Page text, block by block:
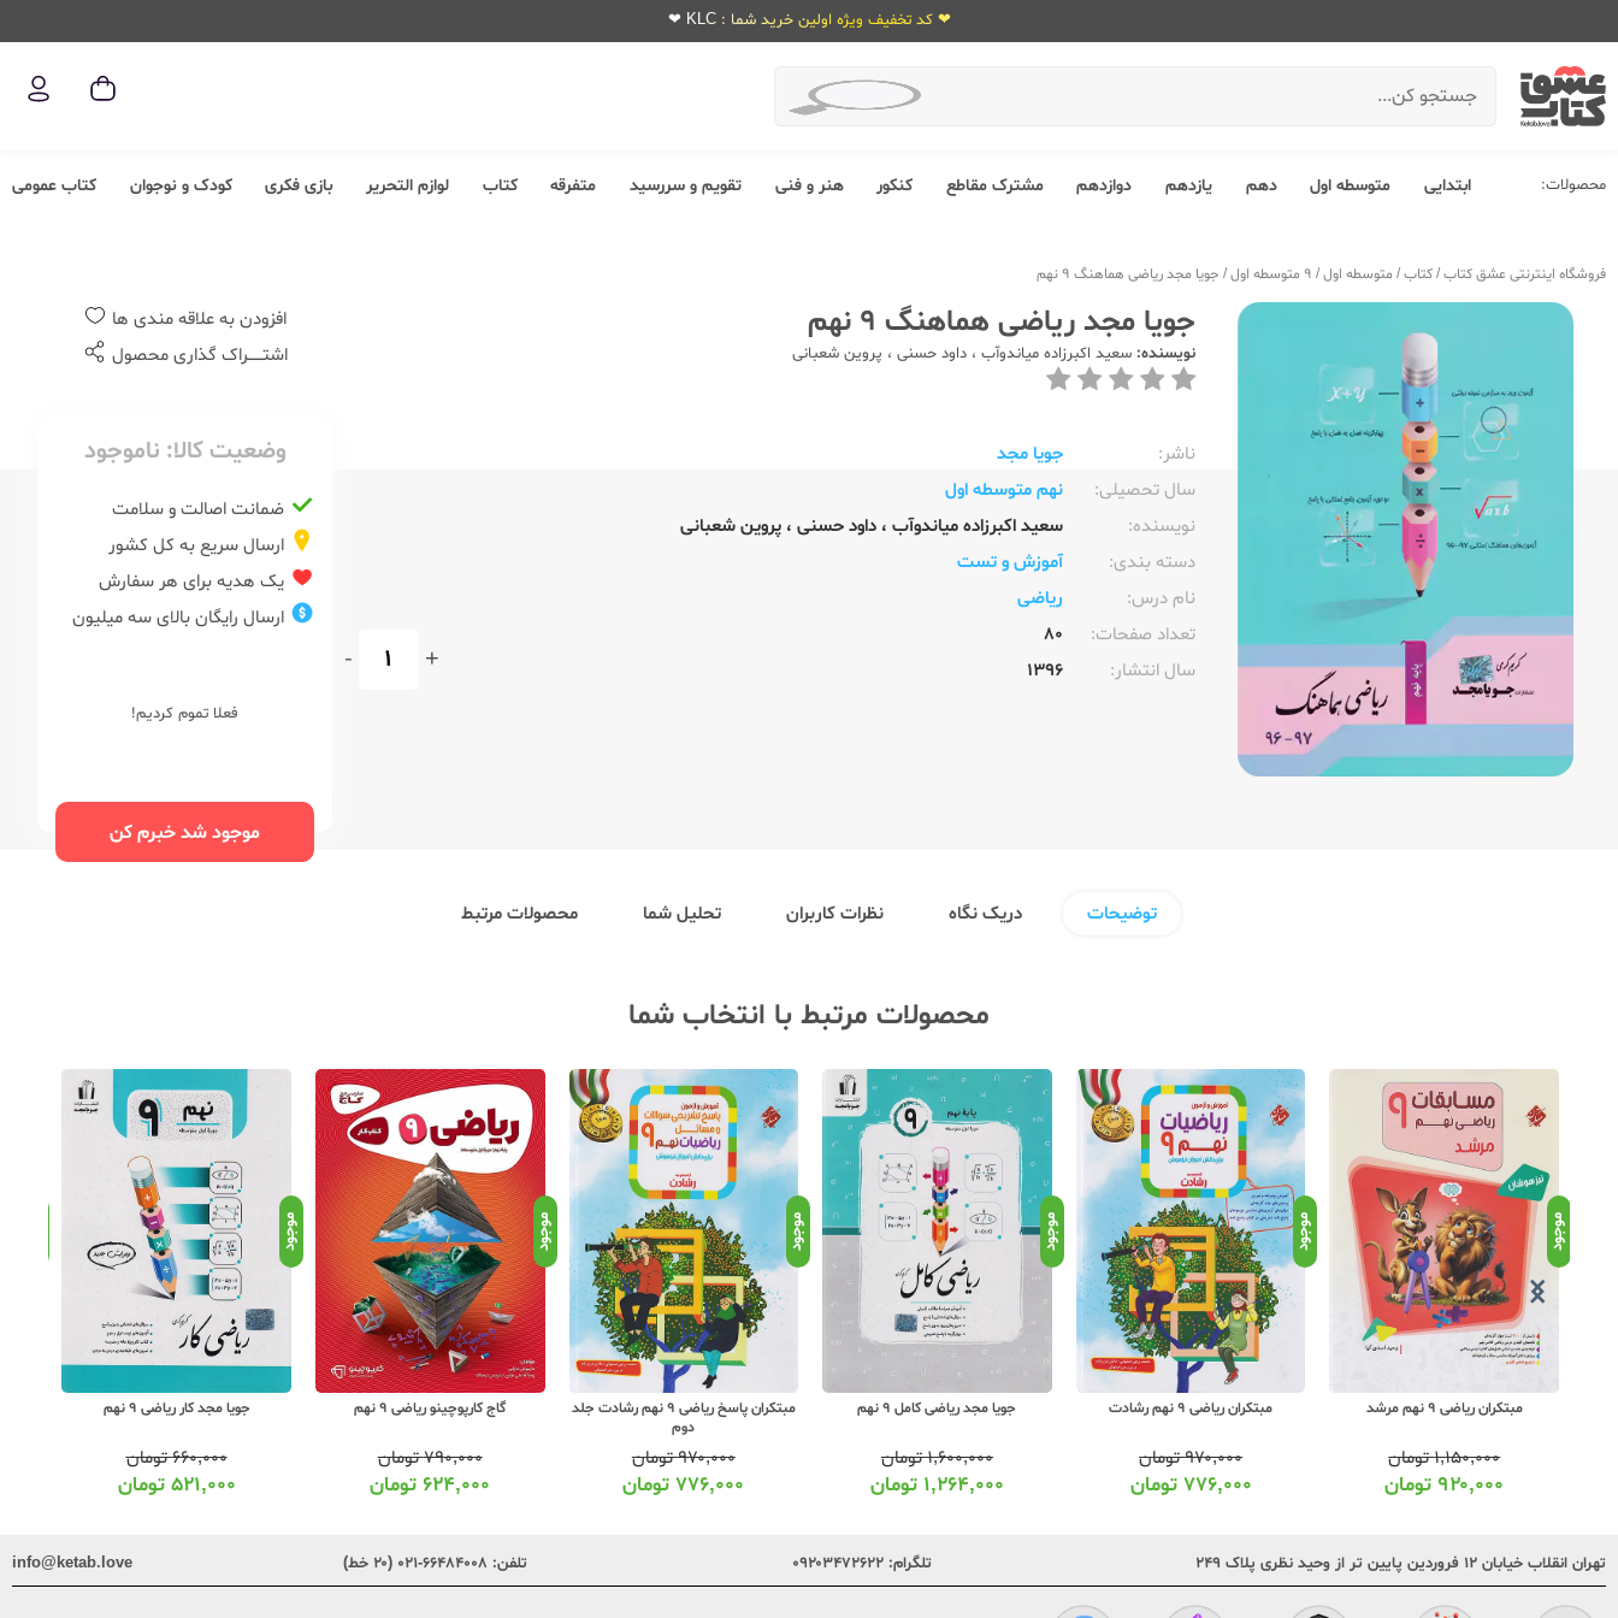
❤ کد تخفیف ویژه اولین خرید شما : KLC ❤
محصولات: ابتدایی متوسطه اول دهم یازدهم دوازدهم مشترک مقاطع کنکور هنر و فنی تقویم و سررسید متفرقه کتاب لوازم التحریر بازی فکری کودک و نوجوان کتاب عمومی
فروشگاه اینترنتی عشق کتاب/کتاب/ متوسطه اول/ 9 متوسطه اول / جویا مجد ریاضی هماهنگ 9 نهم
جویا مجد ریاضی هماهنگ 9 نهم
نویسنده: سعید اکبرزاده میاندوآب ، داود حسنی ، پروین شعبانی
ناشر:‌
جویا مجد
سال تحصیلی:‌
نهم متوسطه اول
نویسنده:‌
سعید اکبرزاده میاندوآب ، داود حسنی ، پروین شعبانی
دسته بندی:
آموزش و تست
نام درس:
ریاضی
تعداد صفحات:‌
80
سال انتشار:‌
1396
+
-
افزودن به علاقه مندی ها
اشتــــــراک گذاری محصول
وضعیت کالا: ناموجود
ضمانت اصالت و سلامت
ارسال سریع به کل کشور
یک هدیه برای هر سفارش
ارسال رایگان بالای سه میلیون
فعلا تموم کردیم!
موجود شد خبرم کن
توضیحات دریک نگاه نظرات کاربران تحلیل شما محصولات مرتبط
محصولات مرتبط با انتخاب شما
موجود
مبتکران ریاضی 9 نهم مرشد
۱,۱۵۰,۰۰۰تومان
۹۲۰,۰۰۰تومان
موجود
مبتکران ریاضی 9 نهم رشادت
۹۷۰,۰۰۰تومان
۷۷۶,۰۰۰ تومان
موجود
جویا مجد ریاضی کامل 9 نهم
۱,۶۰۰,۰۰۰تومان
۱,۲۶۴,۰۰۰ تومان
موجود
مبتکران پاسخ ریاضی 9 نهم رشادت جلد
دوم
۹۷۰,۰۰۰تومان
۷۷۶,۰۰۰تومان
موجود
گاج کارپوچینو ریاضی 9 نهم
۷۹۰,۰۰۰تومان
۶۲۴,۰۰۰تومان
موجود
جویا مجد کار ریاضی 9 نهم
۶۶۰,۰۰۰تومان
۵۲۱,۰۰۰ تومان
تهران انقلاب خیابان ۱۲ فروردین پایین تر از وحید نظری پلاک ۲۴۹ تلگرام: ۰۹۲۰۳۴۷۲۶۲۲ تلفن: ۶۶۴۸۴۰۰۸-۰۲۱ (۲۰ خط) info@ketab.love